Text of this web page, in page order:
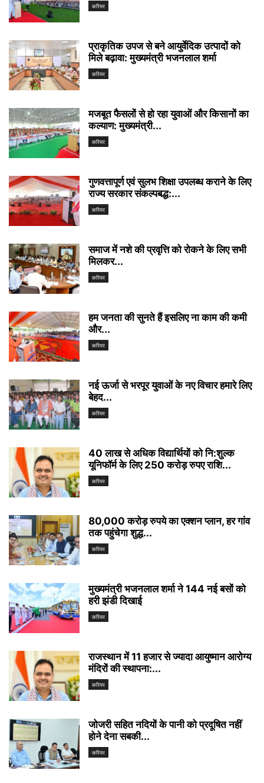
करियर
प्राकृतिक उपज से बने आयुर्वेदिक उत्पादों को
मिले बढ़ावा: मुख्यमंत्री भजनलाल शर्मा
करियर
मजबूत फैसलों से हो रहा युवाओं और किसानों का
कल्याण: मुख्यमंत्री...
करियर
गुणवत्तापूर्ण एवं सुलभ शिक्षा उपलब्ध कराने के लिए
राज्य सरकार संकल्पबद्ध:...
करियर
समाज में नशे की प्रवृत्ति को रोकने के लिए सभी
मिलकर...
करियर
हम जनता की सुनते हैं इसलिए ना काम की कमी
और...
करियर
नई ऊर्जा से भरपूर युवाओं के नए विचार हमारे लिए
बेहद...
करियर
40 लाख से अधिक विद्यार्थियों को नि:शुल्क
यूनिफॉर्म के लिए 250 करोड़ रुपए राशि...
करियर
80,000 करोड़ रुपये का एक्शन प्लान, हर गांव
तक पहुंचेगा शुद्ध...
करियर
मुख्यमंत्री भजनलाल शर्मा ने 144 नई बसों को
हरी झंडी दिखाई
करियर
राजस्थान में 11 हजार से ज्यादा आयुष्मान आरोग्य
मंदिरों की स्थापना:...
करियर
जोजरी सहित नदियों के पानी को प्रदूषित नहीं
होने देना सबकी...
करियर